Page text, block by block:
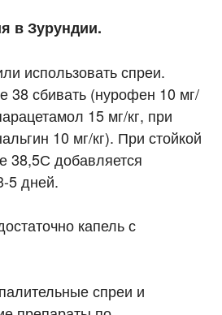
в Зурундии.
использовать спреи.⠀
38 сбивать (нурофен 10 мг/
15 мг/кг, при
10 мг/кг). При стойкой
38,5С добавляется
5 дней.
капель с
спреи и